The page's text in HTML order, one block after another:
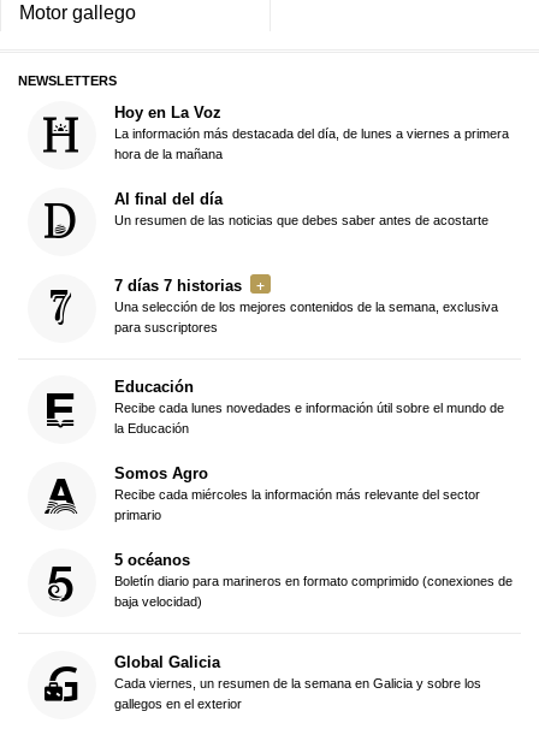
Motor gallego
NEWSLETTERS
Hoy en La Voz
La información más destacada del día, de lunes a viernes a primera
hora de la mañana
Al final del día
Un resumen de las noticias que debes saber antes de acostarte
7 días 7 historias
Una selección de los mejores contenidos de la semana, exclusiva
para suscriptores
Educación
Recibe cada lunes novedades e información útil sobre el mundo de
la Educación
Somos Agro
Recibe cada miércoles la información más relevante del sector
primario
5 océanos
Boletín diario para marineros en formato comprimido (conexiones de
baja velocidad)
Global Galicia
Cada viernes, un resumen de la semana en Galicia y sobre los
gallegos en el exterior